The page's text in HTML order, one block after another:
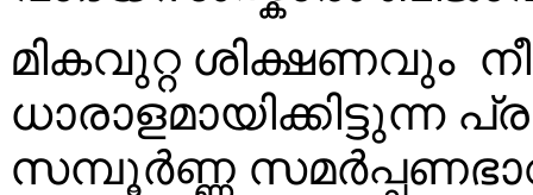
മികവുറ്റ ശിക്ഷണവും
സമ്പൂര്‍ണ്ണ